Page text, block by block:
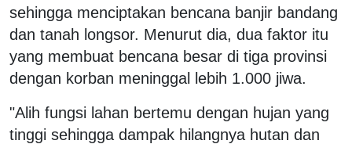
sehingga menciptakan bencana banjir bandang
dan tanah longsor. Menurut dia, dua faktor itu
yang membuat bencana besar di tiga provinsi
dengan korban meninggal lebih 1.000 jiwa.
"Alih fungsi lahan bertemu dengan hujan yang
tinggi sehingga dampak hilangnya hutan dan